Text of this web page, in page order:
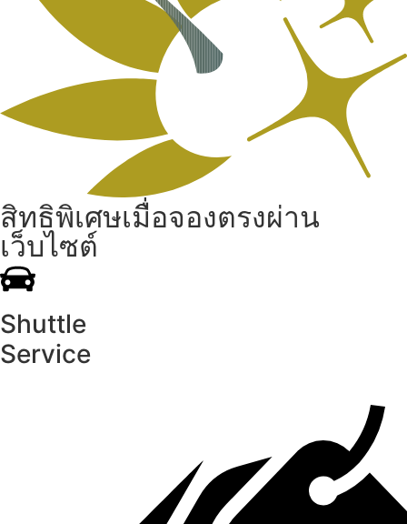
สิทธิพิเศษเมื่อจองตรงผ่าน
เว็บไซต์
Shuttle
Service